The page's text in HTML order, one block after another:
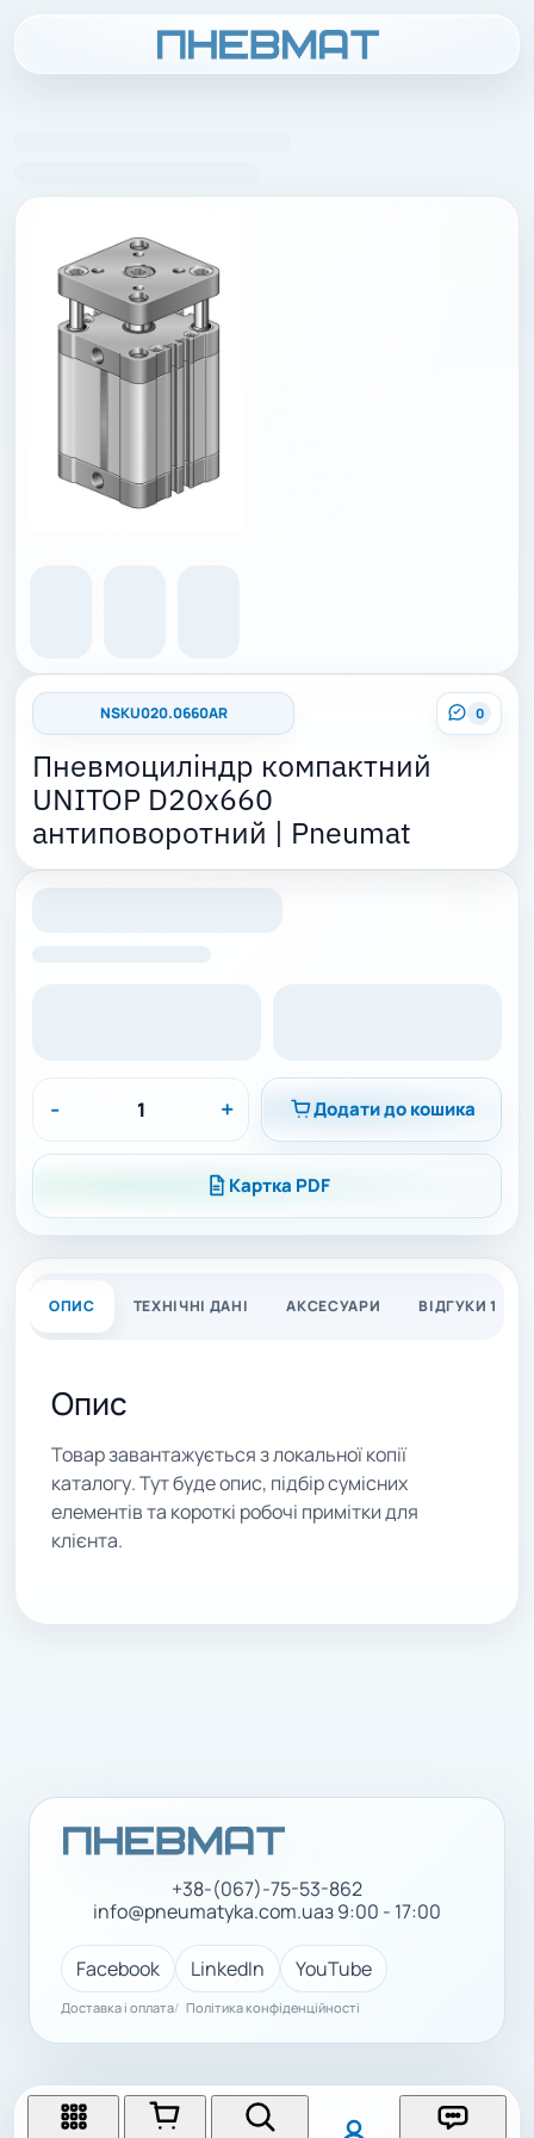
0
NSKU020.0660AR
Пневмоциліндр компактний
UNITOP D20x660
антиповоротний | Pneumat
- + Додати до кошика
Картка PDF
ОПИС ТЕХНІЧНІ ДАНІ АКСЕСУАРИ ВІДГУКИ 1
Опис
Товар завантажується з локальної копії
каталогу. Тут буде опис, підбір сумісних
елементів та короткі робочі примітки для
клієнта.
+38-(067)-75-53-862
info@pneumatyka.com.uaз 9:00 - 17:00
Facebook LinkedIn YouTube
Доставка і оплата Політика конфіденційності